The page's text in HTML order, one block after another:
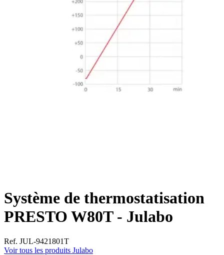
Système de thermostatisation
PRESTO W80T - Julabo
Ref. JUL-9421801T
Voir tous les produits Julabo